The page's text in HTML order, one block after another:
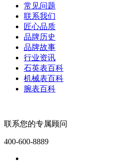
常见问题
联系我们
匠心品质
品牌历史
品牌故事
行业资讯
石英表百科
机械表百科
腕表百科
联系您的专属顾问
400-600-8889